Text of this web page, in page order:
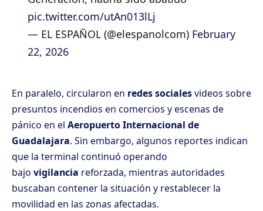
pic.twitter.com/utAn013lLj
— EL ESPAÑOL (@elespanolcom) February
22, 2026
En paralelo, circularon en redes socialesvideos sobre
presuntos incendios en comercios y escenas de
pánico en el Aeropuerto Internacional de
Guadalajara. Sin embargo, algunos reportes indican
que la terminal continuó operando
bajo vigilancia reforzada, mientras autoridades
buscaban contener la situación y restablecer la
movilidad en las zonas afectadas.